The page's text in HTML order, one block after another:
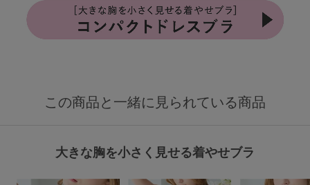
この商品と一緒に見られている商品
大きな胸を小さく見せる着やせブラ